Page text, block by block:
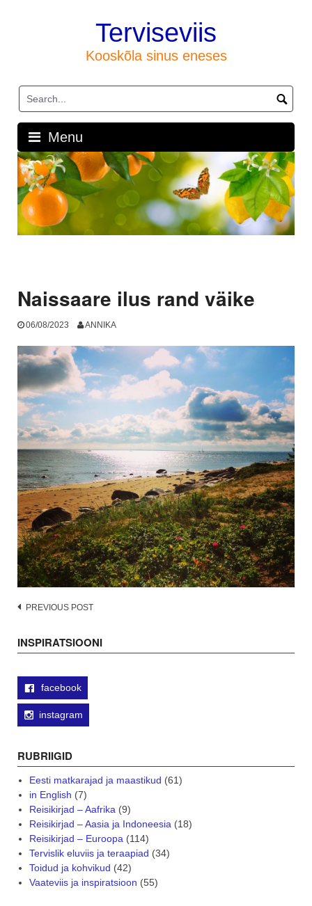
Terviseviis
Kooskõla sinus eneses
Menu
Naissaare ilus rand väike
06/08/2023 ANNIKA
Post
PREVIOUS POST
INSPIRATSIOONI
facebook
instagram
RUBRIIGID
Eesti matkarajad ja maastikud (61)
in English (7)
Reisikirjad – Aafrika(9)
Reisikirjad – Aasia ja Indoneesia(18)
Reisikirjad – Euroopa(114)
Tervislik eluviis ja teraapiad (34)
Toidud ja kohvikud (42)
Vaateviis ja inspiratsioon (55)